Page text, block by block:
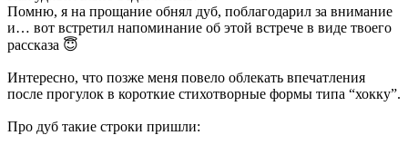
Помню, я на прощание обнял дуб, поблагодарил за внимание
и… вот встретил напоминание об этой встрече в виде твоего
рассказа 😇
Интересно, что позже меня повело облекать впечатления
после прогулок в короткие стихотворные формы типа “хокку”.
Про дуб такие строки пришли: